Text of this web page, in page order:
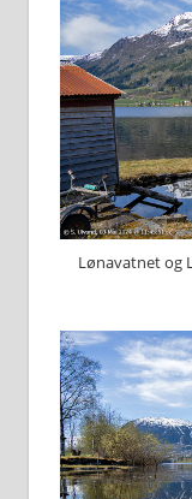
Lønavatnet og